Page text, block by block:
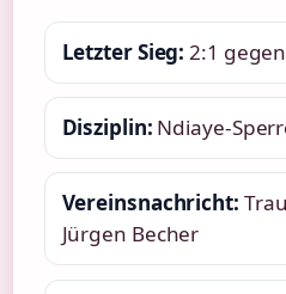
Letzter Sieg: 2:1
Disziplin: Ndiaye-
Vereinsnachricht:
Jürgen Becher